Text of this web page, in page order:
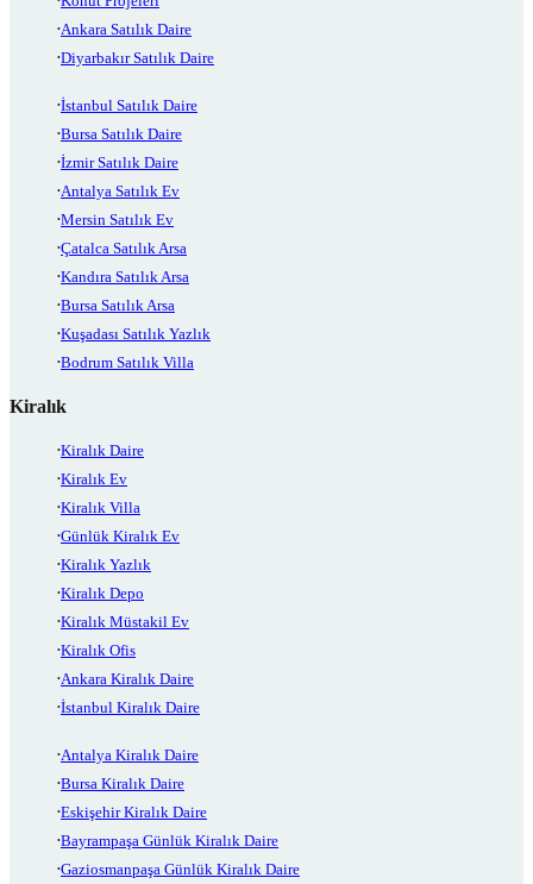
Ankara Satılık Daire
Diyarbakır Satılık Daire
İstanbul Satılık Daire
Bursa Satılık Daire
İzmir Satılık Daire
Antalya Satılık Ev
Mersin Satılık Ev
Çatalca Satılık Arsa
Kandıra Satılık Arsa
Bursa Satılık Arsa
Kuşadası Satılık Yazlık
Bodrum Satılık Villa
Kiralık
Kiralık Daire
Kiralık Ev
Kiralık Villa
Günlük Kiralık Ev
Kiralık Yazlık
Kiralık Depo
Kiralık Müstakil Ev
Kiralık Ofis
Ankara Kiralık Daire
İstanbul Kiralık Daire
Antalya Kiralık Daire
Bursa Kiralık Daire
Eskişehir Kiralık Daire
Bayrampaşa Günlük Kiralık Daire
Gaziosmanpaşa Günlük Kiralık Daire